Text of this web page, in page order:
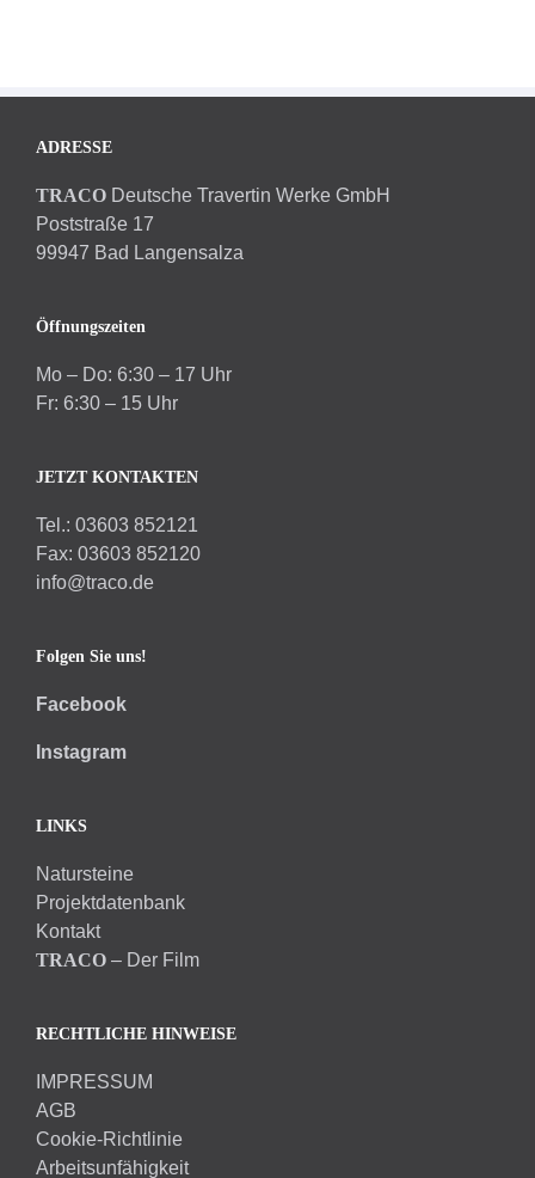
ADRESSE
TRACO Deutsche Travertin Werke GmbH
Poststraße 17
99947 Bad Langensalza
Öffnungszeiten
Mo – Do: 6:30 – 17 Uhr
Fr: 6:30 – 15 Uhr
JETZT KONTAKTEN
Tel.: 03603 852121
Fax: 03603 852120
info@traco.de
Folgen Sie uns!
Facebook
Instagram
LINKS
Natursteine
Projektdatenbank
Kontakt
TRACO – Der Film
RECHTLICHE HINWEISE
IMPRESSUM
AGB
Cookie-Richtlinie
Arbeitsunfähigkeit